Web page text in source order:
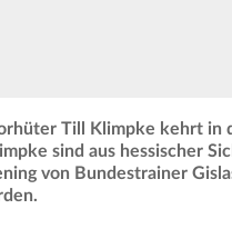
Till Klimpke kehrt in
sind aus hessischer
von Bundestrainer